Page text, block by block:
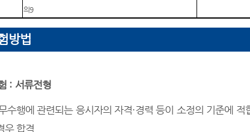
의9
방법
: 서류전형
수행에 관련되는 응시자의 자격·경력 등이 소정의 기준에 적
우 합격